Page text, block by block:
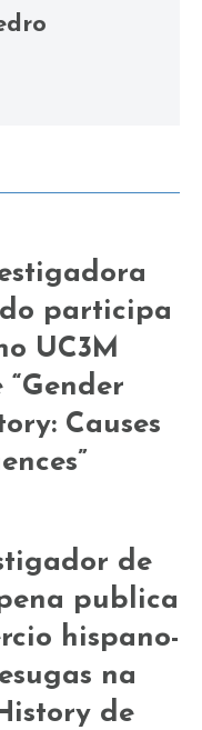
participa
UC3M
“Gender
Causes
de
publica
hispano-
na
de